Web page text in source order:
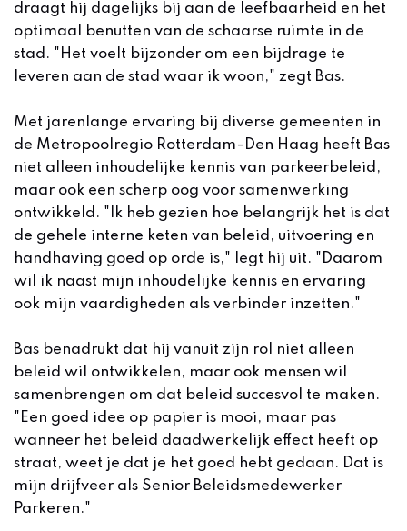
draagt hij dagelijks bij aan de leefbaarheid en het
optimaal benutten van de schaarse ruimte in de
stad. "Het voelt bijzonder om een bijdrage te
leveren aan de stad waar ik woon," zegt Bas.
Met jarenlange ervaring bij diverse gemeenten in
de Metropoolregio Rotterdam-Den Haag heeft Bas
niet alleen inhoudelijke kennis van parkeerbeleid,
maar ook een scherp oog voor samenwerking
ontwikkeld. "Ik heb gezien hoe belangrijk het is dat
de gehele interne keten van beleid, uitvoering en
handhaving goed op orde is," legt hij uit. "Daarom
wil ik naast mijn inhoudelijke kennis en ervaring
ook mijn vaardigheden als verbinder inzetten."
Bas benadrukt dat hij vanuit zijn rol niet alleen
beleid wil ontwikkelen, maar ook mensen wil
samenbrengen om dat beleid succesvol te maken.
"Een goed idee op papier is mooi, maar pas
wanneer het beleid daadwerkelijk effect heeft op
straat, weet je dat je het goed hebt gedaan. Dat is
mijn drijfveer als Senior Beleidsmedewerker
Parkeren."